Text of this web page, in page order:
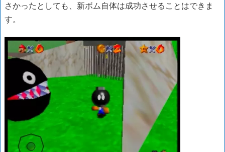
さかったとしても、新ボム自体は成功させることはできま
す。